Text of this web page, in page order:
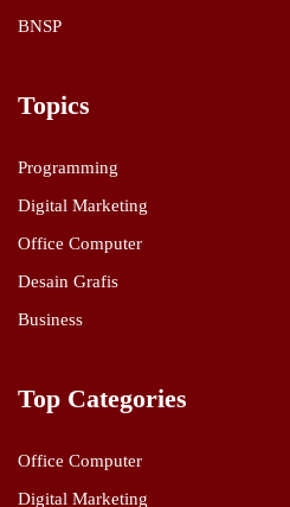
BNSP
Topics
Programming
Digital Marketing
Office Computer
Desain Grafis
Business
Top Categories
Office Computer
Digital Marketing